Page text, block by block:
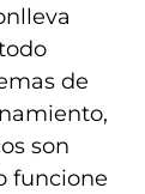
de
son
funcione